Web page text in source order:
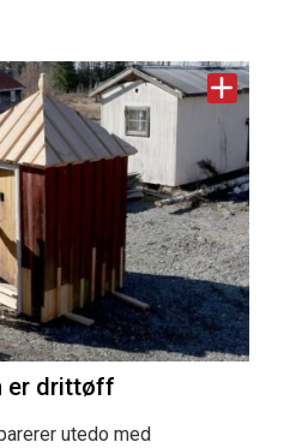
er drittøff
utedo med